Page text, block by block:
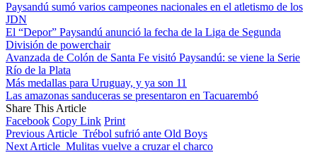
Paysandú sumó varios campeones nacionales en el atletismo de los
JDN
El “Depor” Paysandú anunció la fecha de la Liga de Segunda
División de powerchair
Avanzada de Colón de Santa Fe visitó Paysandú: se viene la Serie
Río de la Plata
Más medallas para Uruguay, y ya son 11
Las amazonas sanduceras se presentaron en Tacuarembó
Share This Article
Facebook Copy Link Print
Previous Article Trébol sufrió ante Old Boys
Next Article Mulitas vuelve a cruzar el charco